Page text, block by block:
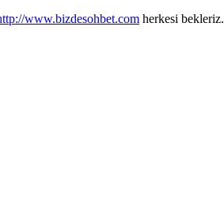
www.bizdesohbet.com herkesi bekleriz.